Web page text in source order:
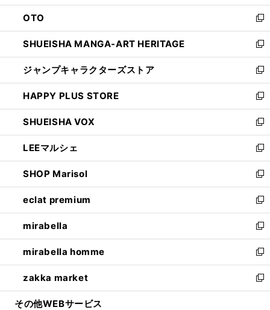
ウ
で
開
く
ン
ド
ウ
で
開
く
OTO
新
し
い
ウ
ィ
ン
ド
ウ
で
開
く
SHUEISHA MANGA-ART HERITAGE
新
し
い
ウ
ィ
ン
ド
ウ
で
開
く
ジャンプキャラクターズストア
新
し
い
ウ
ィ
ン
ド
ウ
で
開
く
HAPPY PLUS STORE
新
し
い
ウ
ィ
ン
ド
ウ
で
開
く
SHUEISHA VOX
新
し
い
ウ
ィ
ン
ド
ウ
で
開
く
LEEマルシェ
新
し
い
ウ
ィ
ン
ド
ウ
で
開
く
SHOP Marisol
新
し
い
ウ
ィ
ン
ド
ウ
で
開
eclat premium
新
し
い
ウ
ィ
ン
ド
ウ
mirabella
新
し
い
ウ
ィ
ン
mirabella homme
新
し
い
ウ
zakka market
新
し
その他WEBサービス